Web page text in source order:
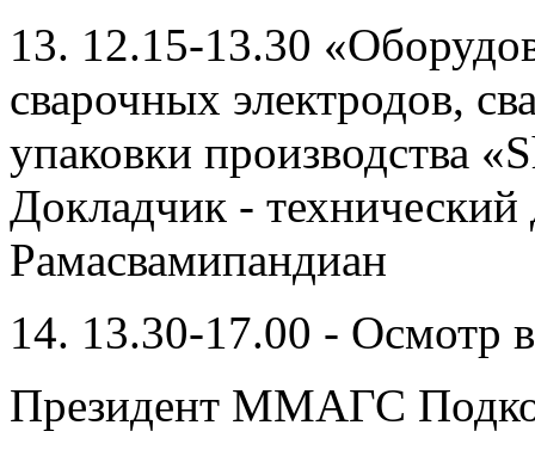
13. 12.15-13.30
сварочных электродов,
упаковки производства
Докладчик -
Рамасвамипандиан
14. 13.30-17.00 - Осмотр
Президент ММАГС